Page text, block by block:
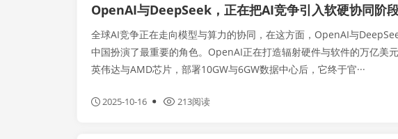
OpenAI与DeepSeek，正在把AI竞争引入软硬协同阶
全球AI竞争正在走向模型与算力的协同，在这方面，OpenAI与
中国扮演了最重要的角色。OpenAI正在打造辐射硬件与软件的万亿美
英伟达与AMD芯片，部署10GW与6GW数据中心后，它终于官···
2025-10-16 213阅读